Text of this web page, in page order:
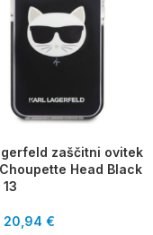
zaščitni ovitek
Head Black
20,94 €